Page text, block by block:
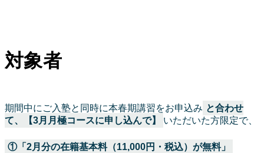
対象者
期間中にご入塾と同時に本春期講習をお申込み と合わせ
て、【3月月極コースに申し込んで】
いただいた方限定で、
①「2月分の在籍基本料（11,000円・税込）が無料」